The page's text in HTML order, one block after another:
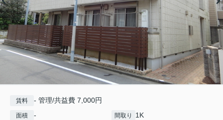
賃料 - 管理/共益費 7,000円
面積 - 間取り 1K